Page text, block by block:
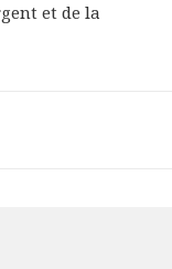
et de la